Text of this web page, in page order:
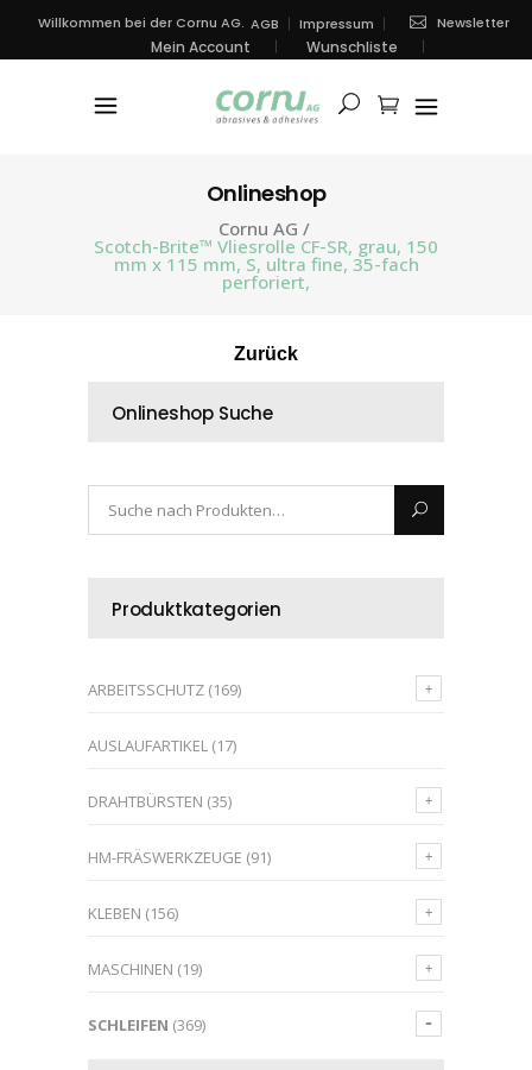
Willkommen bei der Cornu AG. AGB Impressum Newsletter
Mein Account Wunschliste
Onlineshop
Cornu AG /
Scotch-Brite™ Vliesrolle CF-SR, grau, 150
mm x 115 mm, S, ultra fine, 35-fach
perforiert,
Zurück
Onlineshop Suche
Produktkategorien
ARBEITSSCHUTZ (169)
AUSLAUFARTIKEL (17)
DRAHTBÜRSTEN (35)
HM-FRÄSWERKZEUGE (91)
KLEBEN (156)
MASCHINEN (19)
SCHLEIFEN (369)